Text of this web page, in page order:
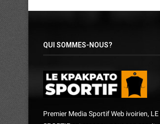
QUI SOMMES-NOUS?
Premier Media Sportif Web ivoirien, LE